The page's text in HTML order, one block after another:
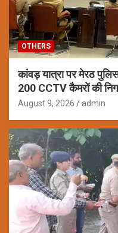
OTHERS
कांवड़ यात्रा पर मेरठ
200 CCTV कैमरों की
August 9, 2026 admin